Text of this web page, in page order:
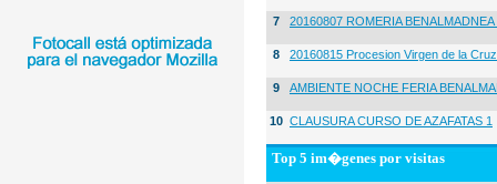
7 20160807 ROMERIA
8 20160815 Procesion Virgen de la
9 AMBIENTE NOCHE FERIA
10 CLAUSURA CURSO DE AZAFATAS 1
Top 5 im�genes por visitas